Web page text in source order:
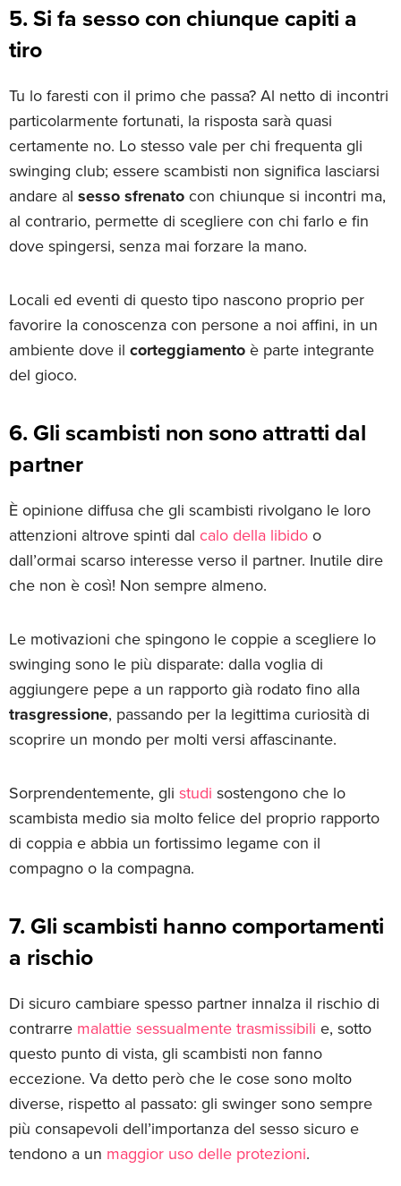
5. Si fa sesso con chiunque capiti a
tiro
Tu lo faresti con il primo che passa? Al netto di incontri
particolarmente fortunati, la risposta sarà quasi
certamente no. Lo stesso vale per chi frequenta gli
swinging club; essere scambisti non significa lasciarsi
andare al sesso sfrenato con chiunque si incontri ma,
al contrario, permette di scegliere con chi farlo e fin
dove spingersi, senza mai forzare la mano.
Locali ed eventi di questo tipo nascono proprio per
favorire la conoscenza con persone a noi affini, in un
ambiente dove il corteggiamento è parte integrante
del gioco.
6. Gli scambisti non sono attratti dal
partner
È opinione diffusa che gli scambisti rivolgano le loro
attenzioni altrove spinti dal calo della libido o
dall’ormai scarso interesse verso il partner. Inutile dire
che non è così! Non sempre almeno.
Le motivazioni che spingono le coppie a scegliere lo
swinging sono le più disparate: dalla voglia di
aggiungere pepe a un rapporto già rodato fino alla
trasgressione, passando per la legittima curiosità di
scoprire un mondo per molti versi affascinante.
Sorprendentemente, gli studi sostengono che lo
scambista medio sia molto felice del proprio rapporto
di coppia e abbia un fortissimo legame con il
compagno o la compagna.
7. Gli scambisti hanno comportamenti
a rischio
Di sicuro cambiare spesso partner innalza il rischio di
contrarre malattie sessualmente trasmissibili e, sotto
questo punto di vista, gli scambisti non fanno
eccezione. Va detto però che le cose sono molto
diverse, rispetto al passato: gli swinger sono sempre
più consapevoli dell’importanza del sesso sicuro e
tendono a un maggior uso delle protezioni.